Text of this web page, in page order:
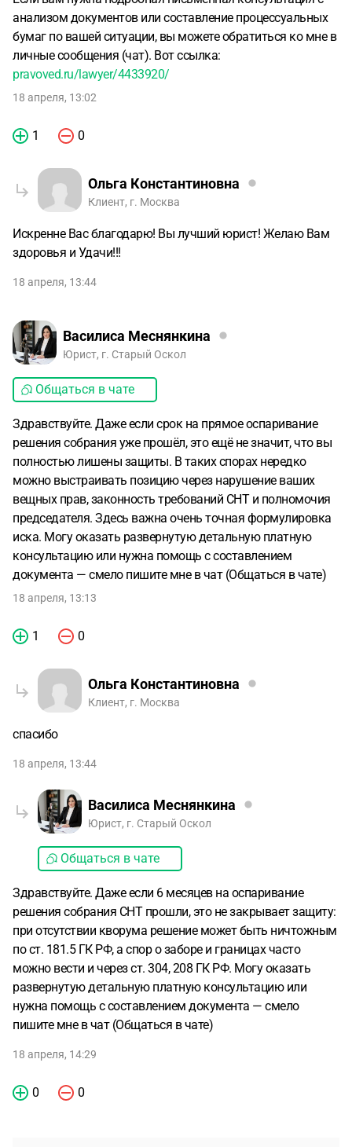
анализом документов или составление процессуальных
бумаг по вашей ситуации, вы можете обратиться ко мне в
личные сообщения (чат). Вот ссылка:
pravoved.ru/lawyer/4433920/
18 апреля, 13:02
1 0
Ольга Константиновна
Клиент, г. Москва
Искренне Вас благодарю! Вы лучший юрист! Желаю Вам
здоровья и Удачи!!!
18 апреля, 13:44
Василиса Меснянкина
Юрист, г. Старый Оскол
Общаться в чате
Здравствуйте. Даже если срок на прямое оспаривание
решения собрания уже прошёл, это ещё не значит, что вы
полностью лишены защиты. В таких спорах нередко
можно выстраивать позицию через нарушение ваших
вещных прав, законность требований СНТ и полномочия
председателя. Здесь важна очень точная формулировка
иска. Могу оказать развернутую детальную платную
консультацию или нужна помощь с составлением
документа — смело пишите мне в чат (Общаться в чате)
18 апреля, 13:13
1 0
Ольга Константиновна
Клиент, г. Москва
спасибо
18 апреля, 13:44
Василиса Меснянкина
Юрист, г. Старый Оскол
Общаться в чате
Здравствуйте. Даже если 6 месяцев на оспаривание
решения собрания СНТ прошли, это не закрывает защиту:
при отсутствии кворума решение может быть ничтожным
по ст. 181.5 ГК РФ, а спор о заборе и границах часто
можно вести и через ст. 304, 208 ГК РФ. Могу оказать
развернутую детальную платную консультацию или
нужна помощь с составлением документа — смело
пишите мне в чат (Общаться в чате)
18 апреля, 14:29
0 0